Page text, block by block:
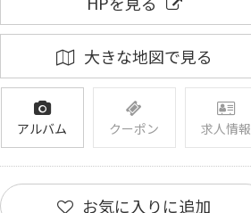
大きな地図で見る
アルバム クーポン 求人情報
お気に入りに追加